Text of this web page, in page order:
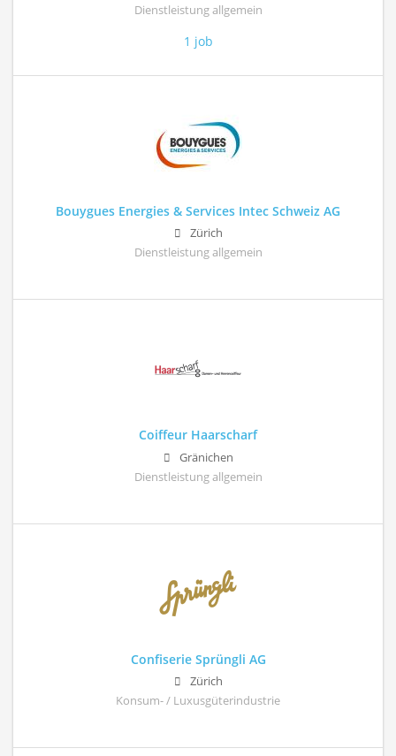
Dienstleistung allgemein
1 job
Bouygues Energies & Services Intec Schweiz AG
Zürich
Dienstleistung allgemein
Coiffeur Haarscharf
Gränichen
Dienstleistung allgemein
Confiserie Sprüngli AG
Zürich
Konsum- / Luxusgüterindustrie